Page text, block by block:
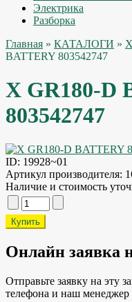
Электрика
Разборка
Главная » КАТАЛОГИ »
BATTERY 803542747
X GR180-D
803542747
ID: 19928~01
Артикул производителя:
Наличие и стоимость
Онлайн заявка
Отправьте заявку на эту
телефона и наш менеджер